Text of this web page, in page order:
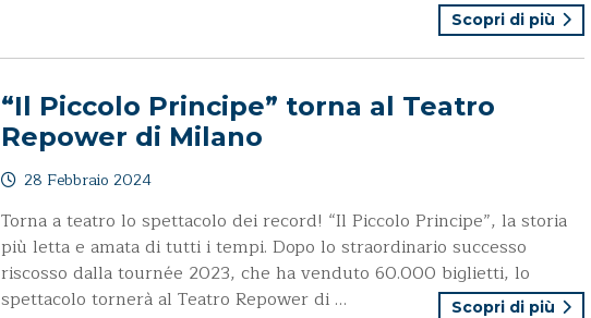
Scopri di più
“Il Piccolo Principe” torna al Teatro
Repower di Milano
28 Febbraio 2024
Torna a teatro lo spettacolo dei record! “Il Piccolo Principe”, la storia
più letta e amata di tutti i tempi. Dopo lo straordinario successo
riscosso dalla tournée 2023, che ha venduto 60.000 biglietti, lo
spettacolo tornerà al Teatro Repower di …
Scopri di più